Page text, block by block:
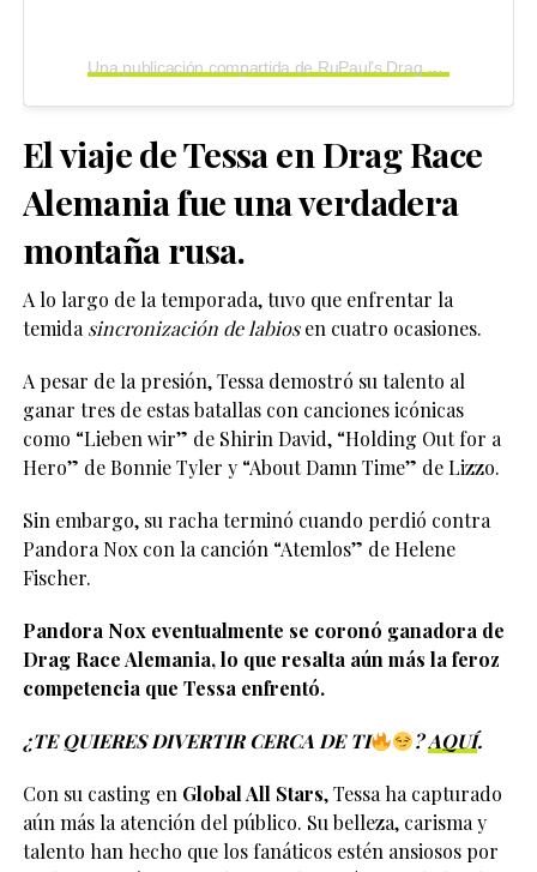
Una publicación compartida de RuPaul’s Drag Race (@rupaulsdragrace)
El viaje de Tessa en Drag Race
Alemaniafue una verdadera
montaña rusa.
A lo largo de la temporada, tuvo que enfrentar la
temida sincronización de labiosen cuatro ocasiones.
A pesar de la presión, Tessa demostró su talento al
ganar tres de estas batallas con canciones icónicas
como “Lieben wir” de Shirin David, “Holding Out for a
Hero” de Bonnie Tyler y “About Damn Time” de Lizzo.
Sin embargo, su racha terminó cuando perdió contra
Pandora Nox con la canción “Atemlos” de Helene
Fischer.
Pandora Nox eventualmente se coronó ganadora de
Drag Race Alemania, lo que resalta aún más la feroz
competencia que Tessa enfrentó.
¿TE QUIERES DIVERTIR CERCA DE TI ?AQUÍ.
Con su casting en Global All Stars, Tessa ha capturado
aún más la atención del público. Su belleza, carisma y
talento han hecho que los fanáticos estén ansiosos por